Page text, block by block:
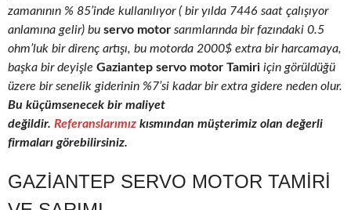
zamanının % 85’inde kullanılıyor ( bir yılda 7446 saat çalışıyor
anlamına gelir) bu servo motor sarımlarında bir fazındaki 0.5
ohm’luk bir direnç artışı, bu motorda 2000$ extra bir harcamaya,
başka bir deyişle Gaziantep servo motor Tamiri için görüldüğü
üzere bir senelik giderinin %7’si kadar bir extra gidere neden olur.
Bu küçümsenecek bir maliyet
değildir. Referanslarımız kısmından müşterimiz olan değerli
firmaları görebilirsiniz.
GAZIANTEP SERVO MOTOR TAMIRI